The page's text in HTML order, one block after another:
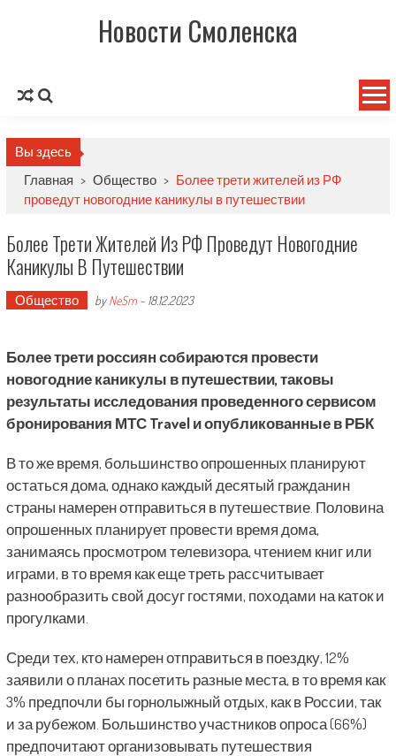
Новости Смоленска
Вы здесь
Главная > Общество > Более трети жителей из РФ
проведут новогодние каникулы в путешествии
Более Трети Жителей Из РФ Проведут Новогодние
Каникулы В Путешествии
Общество byNeSm- 18.12.2023
Более трети россиян собираются провести
новогодние каникулы в путешествии, таковы
результаты исследования проведенного сервисом
бронирования МТС Travel и опубликованные в РБК
В то же время, большинство опрошенных планируют
остаться дома, однако каждый десятый гражданин
страны намерен отправиться в путешествие. Половина
опрошенных планирует провести время дома,
занимаясь просмотром телевизора, чтением книг или
играми, в то время как еще треть рассчитывает
разнообразить свой досуг гостями, походами на каток и
прогулками.
Среди тех, кто намерен отправиться в поездку, 12%
заявили о планах посетить разные места, в то время как
3% предпочли бы горнолыжный отдых, как в России, так
и за рубежом. Большинство участников опроса (66%)
предпочитают организовывать путешествия